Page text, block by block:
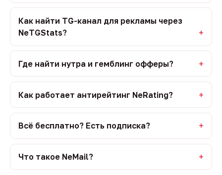
Как найти TG-канал для рекламы через
NeTGStats?
Где найти нутра и гемблинг офферы?
Как работает антирейтинг NeRating?
Всё бесплатно? Есть подписка?
Что такое NeMail?